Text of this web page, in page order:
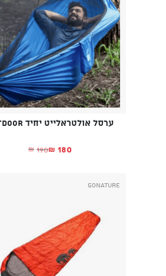
ערסל אולטראלייט יחיד OUTDOOR
₪ 190
המחיר המקורי₪ 180 המחיר הנוכחי
GoNature